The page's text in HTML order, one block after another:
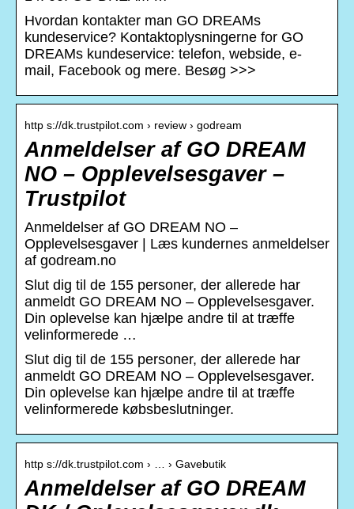
Hvordan kontakter man GO DREAMs
kundeservice? Kontaktoplysningerne for GO
DREAMs kundeservice: telefon, webside, e-
mail, Facebook og mere. Besøg >>>
http s://dk.trustpilot.com › review › godream
Anmeldelser af GO DREAM
NO – Opplevelsesgaver –
Trustpilot
Anmeldelser af GO DREAM NO –
Opplevelsesgaver | Læs kundernes anmeldelser
af godream.no
Slut dig til de 155 personer, der allerede har
anmeldt GO DREAM NO – Opplevelsesgaver.
Din oplevelse kan hjælpe andre til at træffe
velinformerede …
Slut dig til de 155 personer, der allerede har
anmeldt GO DREAM NO – Opplevelsesgaver.
Din oplevelse kan hjælpe andre til at træffe
velinformerede købsbeslutninger.
http s://dk.trustpilot.com › … › Gavebutik
Anmeldelser af GO DREAM